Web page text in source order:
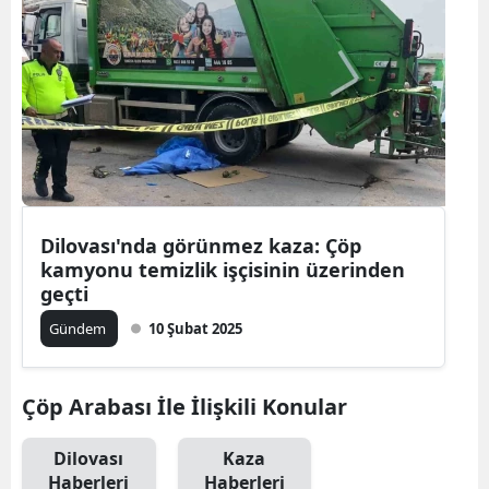
Dilovası'nda görünmez kaza: Çöp
kamyonu temizlik işçisinin üzerinden
geçti
Gündem 10 Şubat 2025
Çöp Arabası İle İlişkili Konular
Dilovası
Haberleri
Kaza
Haberleri